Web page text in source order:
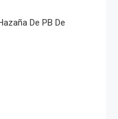
De PB De